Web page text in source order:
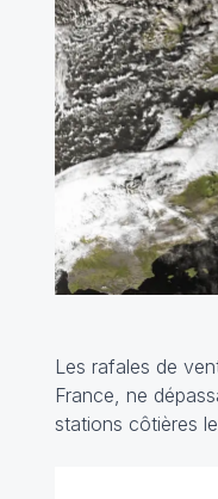
Les rafales de
France, ne
stations côtières